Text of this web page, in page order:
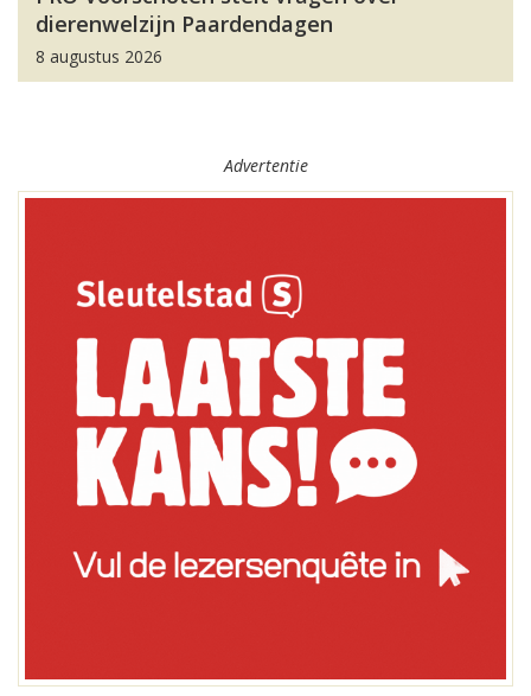
dierenwelzijn Paardendagen
8 augustus 2026
Advertentie